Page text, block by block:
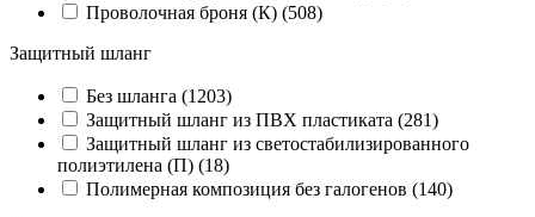
Проволочная броня (К) (508)
Защитный шланг
Без шланга (1203)
Защитный шланг из ПВХ пластиката (281)
Защитный шланг из светостабилизированного
полиэтилена (П) (18)
Полимерная композиция без галогенов (140)